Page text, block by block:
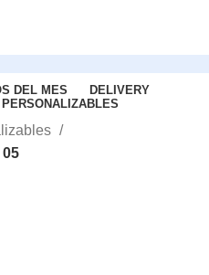
DEL MES
DELIVERY